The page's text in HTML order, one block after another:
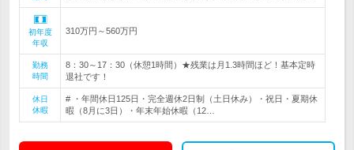
初年度
年収
310万円～560万円
勤務
時間
8：30～17：30（休憩1時間）★残業は月1.3時間ほど！基本定時
退社です！
休日
休暇
# ・年間休日125日・完全週休2日制（土日休み）・祝日・夏期休
暇（8月に3日）・年末年始休暇（12…